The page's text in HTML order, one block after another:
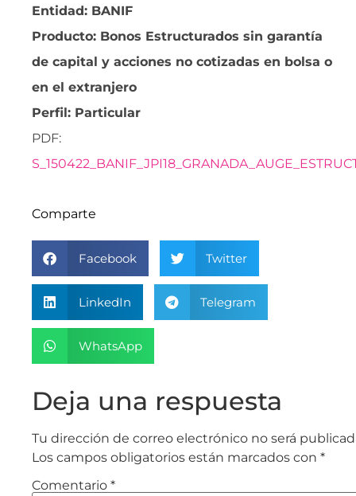
Entidad: BANIF
Producto: Bonos Estructurados sin garantía
de capital y acciones no cotizadas en bolsa o
en el extranjero
Perfil: Particular
PDF:
Comparte
Facebook Twitter
LinkedIn Telegram
WhatsApp
Deja una respuesta
Tu dirección de correo electrónico no será
Los campos obligatorios están marcados con *
Comentario *